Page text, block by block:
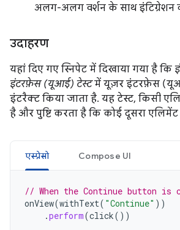
अलग-अलग वर्शन के साथ इंटिग्रेशन
उदाहरण
यहां दिए गए स्निपेट में दिखाया गया है कि
इंटरफ़ेस (यूआई) टेस्टमें यूज़र इंटरफ़ेस
इंटरैक्ट किया जाता है. यह टेस्ट, किसी
है और पुष्टि करता है कि कोई दूसरा एलिमेंट
एस्प्रेसो Compose UI
// When the Continue button is
onView(withText( "Continue" ))
.perform(click())